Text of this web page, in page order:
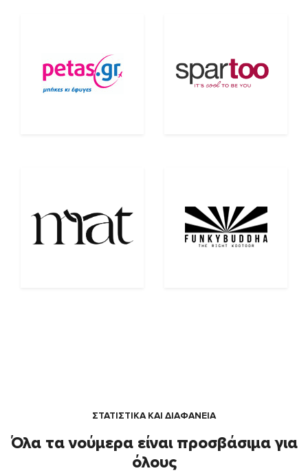
ΣΤΑΤΙΣΤΙΚΑ ΚΑΙ ΔΙΑΦΑΝΕΙΑ
Όλα τα νούμερα είναι προσβάσιμα για
όλους